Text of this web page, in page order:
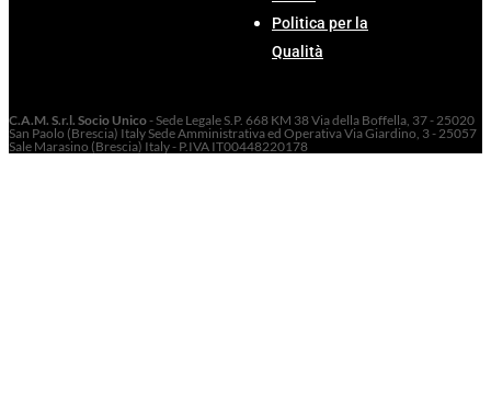
Politica per la
Qualità
C.A.M. S.r.l. Socio Unico- Sede Legale S.P. 668 KM 38 Via della Boffella, 37 - 25020
San Paolo (Brescia) Italy Sede Amministrativa ed Operativa Via Giardino, 3 - 25057
Sale Marasino (Brescia) Italy - P.IVA IT00448220178